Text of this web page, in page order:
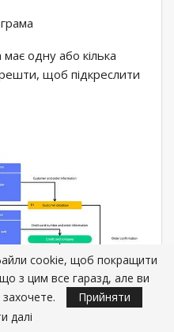
має одну або кілька
щоб підкреслити
cookie, щоб покращити
з цим все гаразд, але ви
Прийняти
далі